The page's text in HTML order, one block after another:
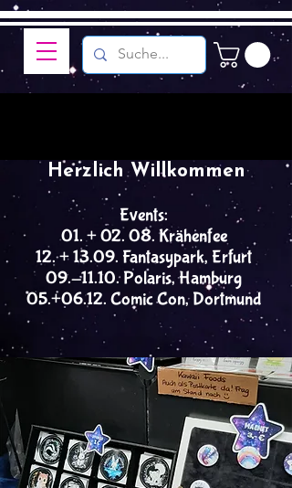
Events:
01. + 02. 08. Krähenfee
12. + 13.09. Fantasypark, Erfurt
09.-11.10. Polaris, Hamburg
05.+06.12. Comic Con, Dortmund
Herzlich Willkommen